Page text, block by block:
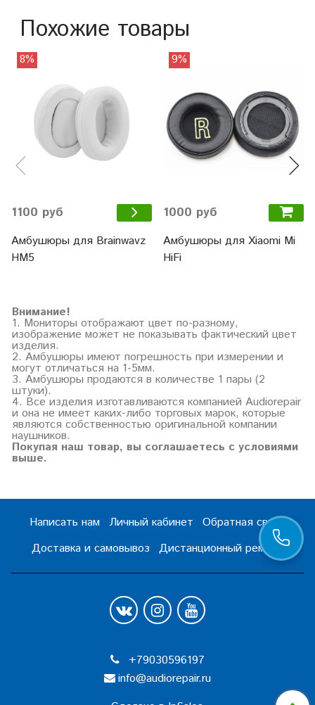
Похожие товары
8%
1100 руб
Амбушюры для Brainwavz
HM5
9%
1000 руб
Амбушюры для Xiaomi Mi
HiFi
Внимание!
1. Мониторы отображают цвет по-разному,
изображение может не показывать фактический цвет
изделия.
2. Амбушюры имеют погрешность при измерении и
могут отличаться на 1-5мм.
3. Амбушюры продаются в количестве 1 пары (2
штуки).
4. Все изделия изготавливаются компанией Audiorepair
и она не имеет каких-либо торговых марок, которые
являются собственностью оригинальной компании
наушников.
Покупая наш товар, вы соглашаетесь с условиями
выше.
Написать нам Личный кабинет
Обратная связь
Доставка и самовывоз
Дистанционный ремонт
+79030596197
info@audiorepair.ru